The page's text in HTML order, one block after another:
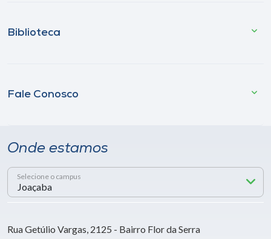
Biblioteca
Fale Conosco
Onde estamos
Selecione o campus
Rua Getúlio Vargas, 2125 - Bairro Flor da Serra